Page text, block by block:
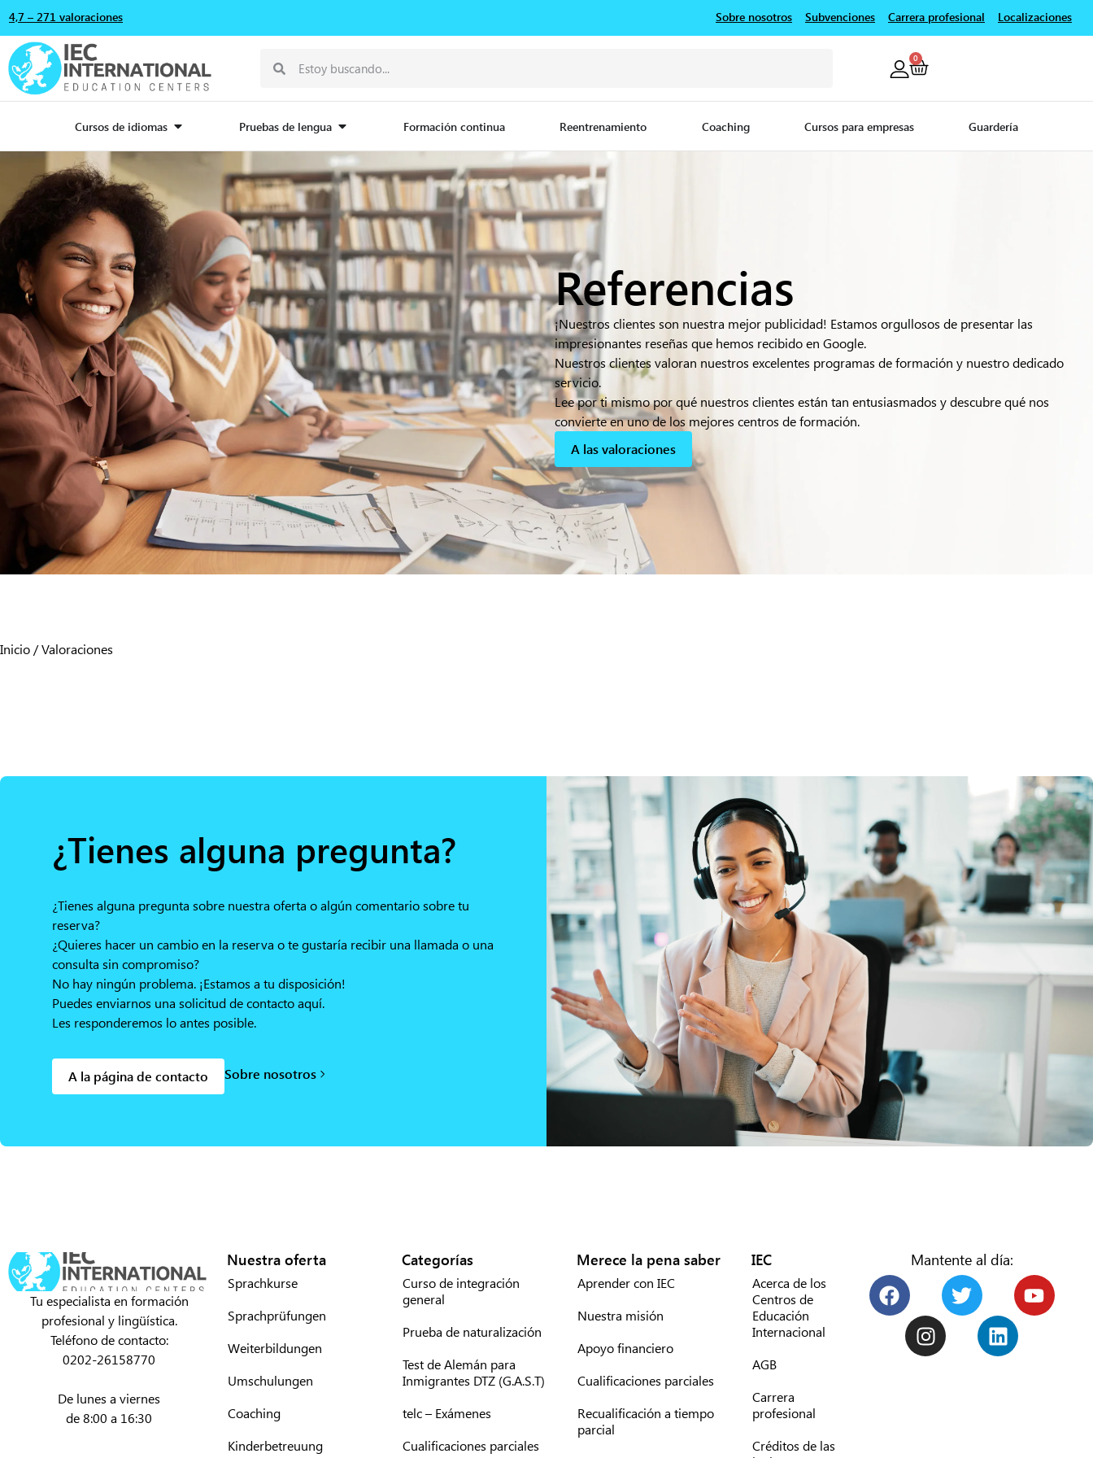
4,7 – 271 valoraciones Sobre nosotros Subvenciones Carrera profesional Localizaciones
0
Cursos de idiomas Pruebas de lengua Formación continua Reentrenamiento Coaching Cursos para empresas Guardería
Referencias
¡Nuestros clientes son nuestra mejor publicidad! Estamos orgullosos de presentar las
impresionantes reseñas que hemos recibido en Google.
Nuestros clientes valoran nuestros excelentes programas de formación y nuestro dedicado
servicio.
Lee por ti mismo por qué nuestros clientes están tan entusiasmados y descubre qué nos
convierte en uno de los mejores centros de formación.
A las valoraciones
Inicio / Valoraciones
¿Tienes alguna pregunta?
¿Tienes alguna pregunta sobre nuestra oferta o algún comentario sobre tu
reserva?
¿Quieres hacer un cambio en la reserva o te gustaría recibir una llamada o una
consulta sin compromiso?
No hay ningún problema. ¡Estamos a tu disposición!
Puedes enviarnos una solicitud de contacto aquí.
Les responderemos lo antes posible.
A la página de contacto Sobre nosotros
Tu especialista en formación
profesional y lingüística.
Teléfono de contacto:
0202-26158770
De lunes a viernes
de 8:00 a 16:30
Nuestra oferta
Sprachkurse
Sprachprüfungen
Weiterbildungen
Umschulungen
Coaching
Kinderbetreuung
Categorías
Curso de integración
general
Prueba de naturalización
Test de Alemán para
Inmigrantes DTZ (G.A.S.T)
telc – Exámenes
Cualificaciones parciales
Merece la pena saber
Aprender con IEC
Nuestra misión
Apoyo financiero
Cualificaciones parciales
Recualificación a tiempo
parcial
IEC
Acerca de los
Centros de
Educación
Internacional
AGB
Carrera
profesional
Créditos de las
Mantente al día: